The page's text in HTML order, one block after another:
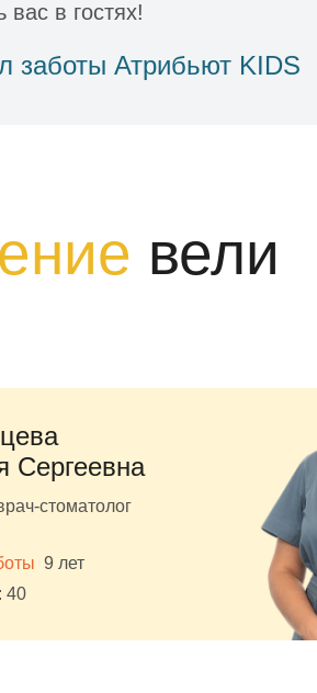
вас в гостях!
заботы Атрибьют KIDS
вели
Сергеевна
стоматолог
9 лет
40